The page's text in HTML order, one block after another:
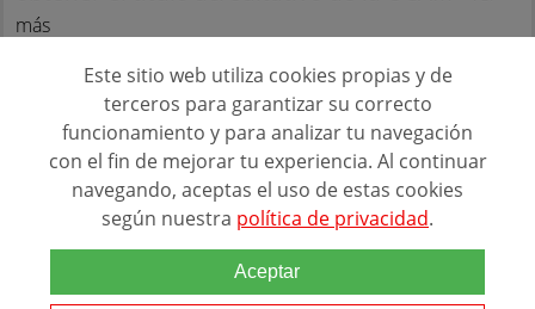
más
PEDIR INFORMACIÓN
Este sitio web utiliza cookies propias y de
terceros para garantizar su correcto
funcionamiento y para analizar tu navegación
con el fin de mejorar tu experiencia. Al continuar
navegando, aceptas el uso de estas cookies
según nuestra política de privacidad.
Aceptar